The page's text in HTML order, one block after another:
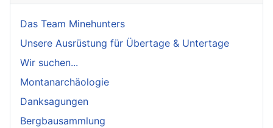
Das Team Minehunters
Unsere Ausrüstung für Übertage & Untertage
Wir suchen...
Montanarchäologie
Danksagungen
Bergbausammlung